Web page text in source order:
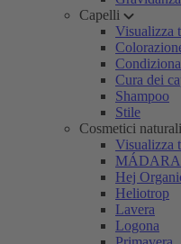
Capelli
Visualizza
Cura dei
Shampoo
Stile
Cosmetici
Visualizza
MÁDARA
Hej
Heliotrop
Lavera
Logona